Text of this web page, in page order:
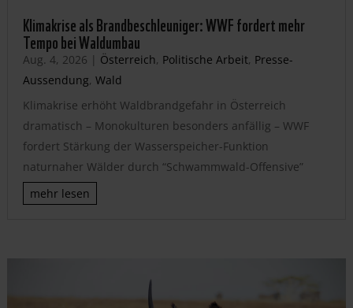
Klimakrise als Brandbeschleuniger: WWF fordert mehr
Tempo bei Waldumbau
Aug. 4, 2026 | Österreich, Politische Arbeit, Presse-
Aussendung, Wald
Klimakrise erhöht Waldbrandgefahr in Österreich
dramatisch – Monokulturen besonders anfällig – WWF
fordert Stärkung der Wasserspeicher-Funktion
naturnaher Wälder durch “Schwammwald-Offensive”
mehr lesen